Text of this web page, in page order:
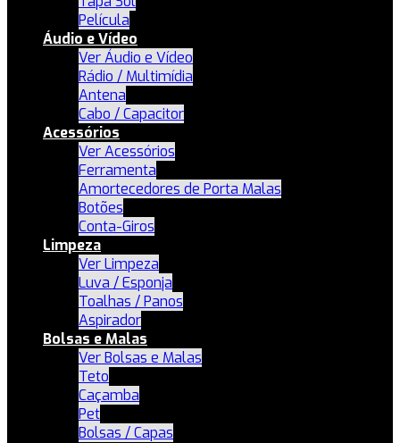
Película
Áudio e Vídeo
Ver Áudio e Vídeo
Rádio / Multimídia
Antena
Cabo / Capacitor
Acessórios
Ver Acessórios
Ferramenta
Amortecedores de Porta Malas
Botões
Conta-Giros
Limpeza
Ver Limpeza
Luva / Esponja
Toalhas / Panos
Aspirador
Bolsas e Malas
Ver Bolsas e Malas
Teto
Caçamba
Pet
Bolsas / Capas